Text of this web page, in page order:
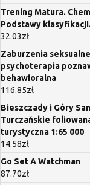
Trening Matura.
Podstawy
32.03zł
Zaburzenia
psychoterapia
behawioralna
116.85zł
Bieszczady i Góry
Turczańskie
turystyczna 1:65 000
14.58zł
Go Set A Watchman
87.70zł